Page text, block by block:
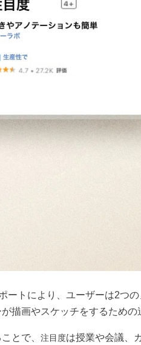
ートにより、ユーザーは2つ
描画やスケッチをするための
とで、 注目度は授業や会議、